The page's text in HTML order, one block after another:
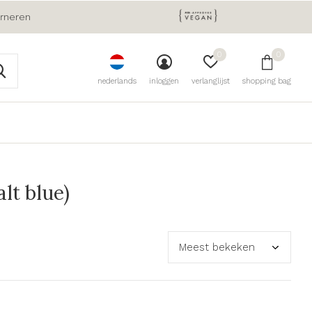
nederlands inloggen verlanglijst
0
shopping bag
0
blue)